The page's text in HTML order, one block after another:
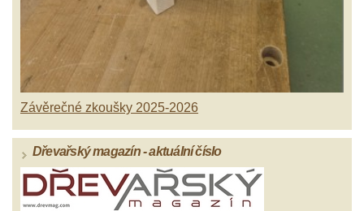
Závěrečné zkoušky 2025-2026
Dřevařský magazín - aktuální číslo